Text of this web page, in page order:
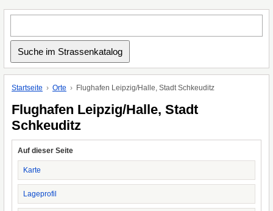
Startseite Orte Flughafen Leipzig/Halle, Stadt Schkeuditz
Flughafen Leipzig/Halle, Stadt
Schkeuditz
Auf dieser Seite
Karte
Lageprofil